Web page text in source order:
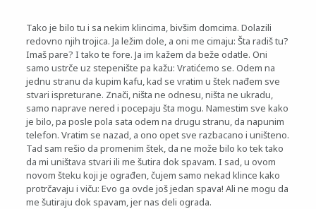
Tako je bilo tu i sa nekim klincima, bivšim domcima. Dolazili
redovno njih trojica. Ja ležim dole, a oni me cimaju: Šta radiš tu?
Imaš pare? I tako te fore. Ja im kažem da beže odatle. Oni
samo ustrče uz stepenište pa kažu: Vratićemo se. Odem na
jednu stranu da kupim kafu, kad se vratim u štek nađem sve
stvari ispreturane. Znači, ništa ne odnesu, ništa ne ukradu,
samo naprave nered i pocepaju šta mogu. Namestim sve kako
je bilo, pa posle pola sata odem na drugu stranu, da napunim
telefon. Vratim se nazad, a ono opet sve razbacano i uništeno.
Tad sam rešio da promenim štek, da ne može bilo ko tek tako
da mi uništava stvari ili me šutira dok spavam. I sad, u ovom
novom šteku koji je ograđen, čujem samo nekad klince kako
protrčavaju i viču: Evo ga ovde još jedan spava! Ali ne mogu da
me šutiraju dok spavam, jer nas deli ograda.